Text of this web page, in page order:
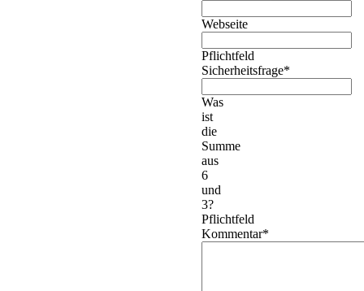
Webseite
Pflichtfeld
Sicherheitsfrage*
Was
ist
die
Summe
aus
6
und
3?
Pflichtfeld
Kommentar*